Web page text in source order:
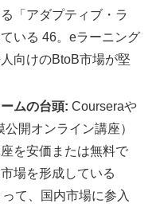
「アダプティブ・ラ
いる 46。eラーニング
向けのBtoB市場が堅
ムの台頭: Courseraや
開オンライン講座）
を安価または無料で
場を形成している
て、国内市場に参入